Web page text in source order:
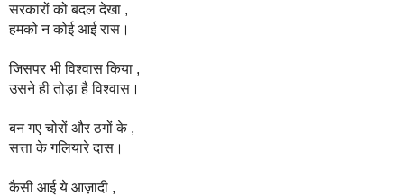
सरकारों को बदल देखा ,
हमको न कोई आई रास।
जिसपर भी विश्वास किया ,
उसने ही तोड़ा है विश्वास।
बन गए चोरों और ठगों के ,
सत्ता के गलियारे दास।
कैसी आई ये आज़ादी ,